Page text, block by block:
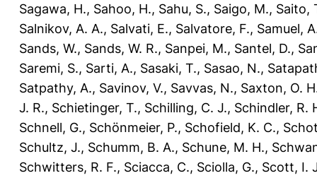
Sagawa, H., Sahoo, H., Sahu, S., Saigo, M., Saito,
Salnikov, A. A., Salvati, E., Salvatore, F., Samuel,
Sands, W., Sands, W. R., Sanpei, M., Santel, D.,
Saremi, S., Sarti, A., Sasaki, T., Sasao, N.,
Satpathy, A., Savinov, V., Savvas, N., Saxton, O.
J. R., Schietinger, T., Schilling, C. J., Schindler, R.
Schnell, G., Schönmeier, P., Schofield, K. C.,
Schultz, J., Schumm, B. A., Schune, M. H.,
Schwitters, R. F., Sciacca, C., Sciolla, G., Scott, I.